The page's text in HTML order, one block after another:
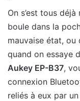
On s’est tous
boule dans la
mauvaise état, ou
quand on essaye
Aukey EP-B37,
connexion
reliés à eux par